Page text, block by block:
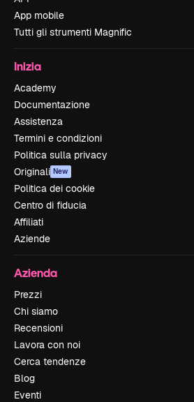
App mobile
Tutti gli strumenti Magnific
Inizia
Academy
Documentazione
Assistenza
Termini e condizioni
Politica sulla privacy
Originali New
Politica dei cookie
Centro di fiducia
Affiliati
Aziende
Azienda
Prezzi
Chi siamo
Recensioni
Lavora con noi
Cerca tendenze
Blog
Eventi